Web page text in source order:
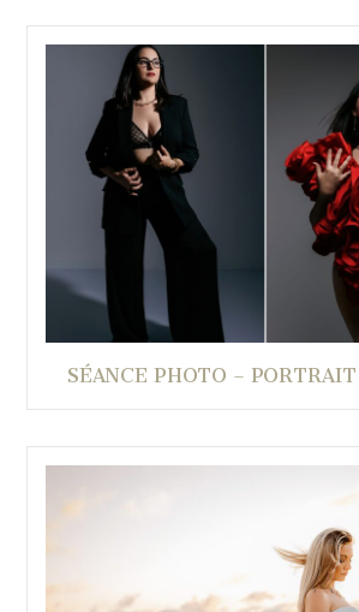
SÉANCE PHOTO –